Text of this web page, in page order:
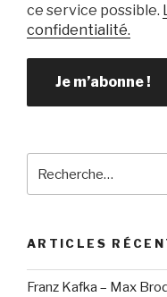
ce service possible.
confidentialité.
ARTICLES
Franz Kafka – Max Brod